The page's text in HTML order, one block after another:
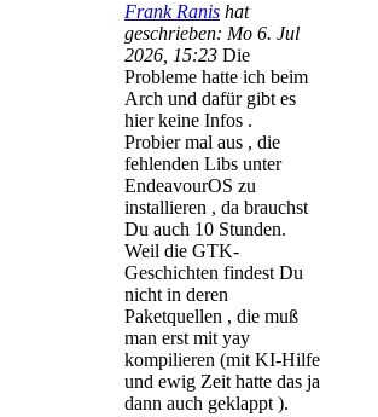
Frank Ranis hat
geschrieben: Mo 6. Jul
2026, 15:23 Die
Probleme hatte ich beim
Arch und dafür gibt es
hier keine Infos .
Probier mal aus , die
fehlenden Libs unter
EndeavourOS zu
installieren , da brauchst
Du auch 10 Stunden.
Weil die GTK-
Geschichten findest Du
nicht in deren
Paketquellen , die muß
man erst mit yay
kompilieren (mit KI-Hilfe
und ewig Zeit hatte das ja
dann auch geklappt ).